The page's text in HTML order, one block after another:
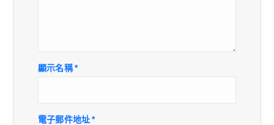
顯示名稱*
電子郵件地址*